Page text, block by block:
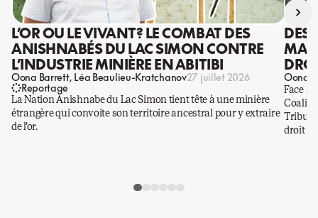
L’OR OU LE VIVANT? LE COMBAT DES
ANISHNABÉS DU LAC SIMON CONTRE
L’INDUSTRIE MINIÈRE EN ABITIBI
Oona Barrett Léa Beaulieu-Kratchanov27 juillet 2026
Reportage
La Nation Anishnabe du Lac Simon tient tête à une minière
étrangère qui convoite son territoire ancestral pour y extraire
de l’or.
DES
Oona
Face à
droit
›